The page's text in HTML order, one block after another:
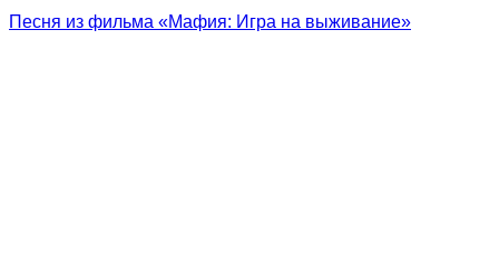
Песня из фильма «Мафия: Игра на выживание»